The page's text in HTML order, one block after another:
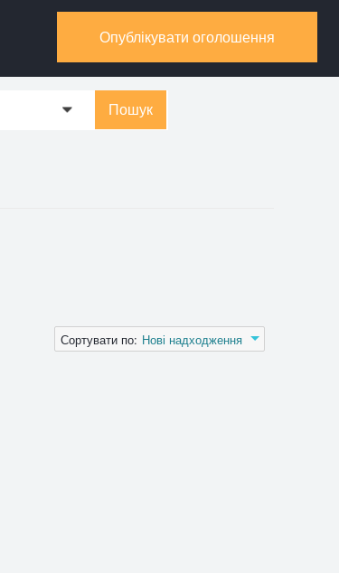
Опублікувати оголошення
0 Пошук
Сортувати по: Нові надходження